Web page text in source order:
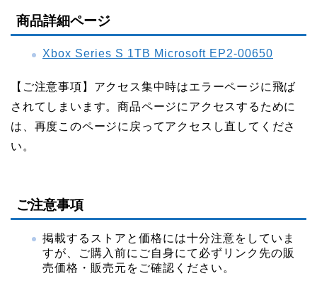
商品詳細ページ
Xbox Series S 1TB Microsoft EP2-00650
【ご注意事項】アクセス集中時はエラーページに飛ば
されてしまいます。商品ページにアクセスするために
は、再度このページに戻ってアクセスし直してくださ
い。
ご注意事項
掲載するストアと価格には十分注意をしていま
すが、ご購入前にご自身にて必ずリンク先の販
売価格・販売元をご確認ください。